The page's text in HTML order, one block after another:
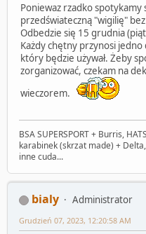
Poniewaz rzadko
przedświateczną "wigilię"
Odbedzie się 15 grudnia
Każdy chętny przynosi jedno
który będzie używał. Żeby
zorganizować, czekam na
wieczorem.
BSA SUPERSPORT + Burris,
karabinek (skrzat made) +
inne cuda...
bialy
Administrator
Grudzień 07, 2023, 12:20:58 AM